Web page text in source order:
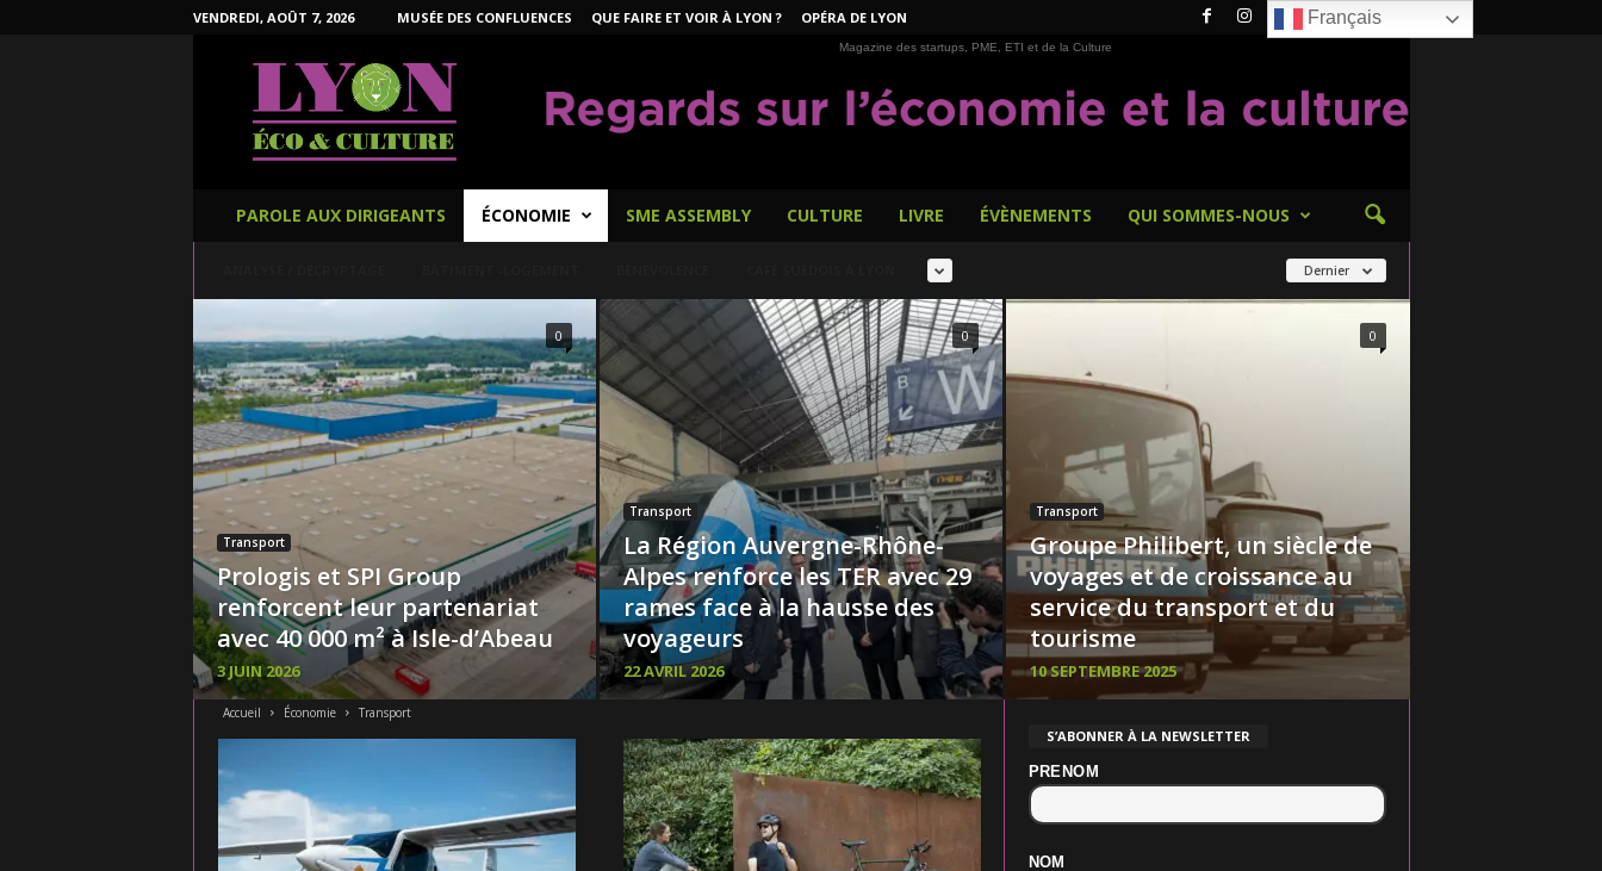
VENDREDI, AOÛT 7, 2026 MUSÉE DES CONFLUENCES QUE FAIRE ET VOIR À LYON ? OPÉRA DE LYON
u
r
e
Magazine des startups, PME, ETI et de la Culture
PAROLE AUX DIRIGEANTS ÉCONOMIE SME ASSEMBLY CULTURE LIVRE ÉVÈNEMENTS QUI SOMMES-NOUS
Dernier
Transport
Prologis et SPI Group
renforcent leur partenariat
avec 40 000 m² à Isle-d’Abeau
3 JUIN 2026
0
Transport
La Région Auvergne-Rhône-
Alpes renforce les TER avec 29
rames face à la hausse des
voyageurs
22 AVRIL 2026
0
Transport
Groupe Philibert, un siècle de
voyages et de croissance au
service du transport et du
tourisme
10 SEPTEMBRE 2025
0
Accueil Économie Transport
S’ABONNER À LA NEWSLETTER
PRENOM
NOM
Français